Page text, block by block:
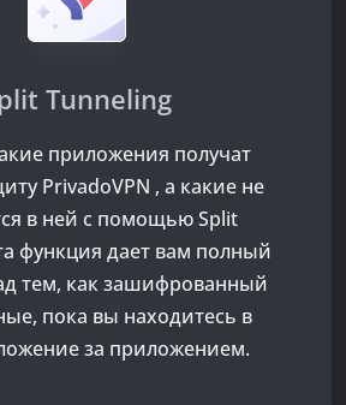
Tunneling
приложения получат
PrivadoVPN , а какие не
в ней с помощью Split
функция дает вам полный
тем, как зашифрованный
пока вы находитесь в
за приложением.